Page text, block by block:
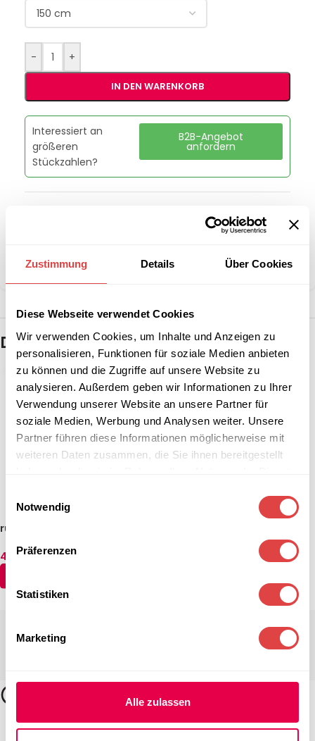
Zustimmung Details Über Cookies
Diese Webseite verwendet Cookies
Wir verwenden Cookies, um Inhalte und Anzeigen zu
personalisieren, Funktionen für soziale Medien anbieten
zu können und die Zugriffe auf unsere Website zu
analysieren. Außerdem geben wir Informationen zu Ihrer
Verwendung unserer Website an unsere Partner für
soziale Medien, Werbung und Analysen weiter. Unsere
Partner führen diese Informationen möglicherweise mit
weiteren Daten zusammen, die Sie ihnen bereitgestellt
Notwendig
Präferenzen
Statistiken
Marketing
Alle zulassen
- +
IN DEN WARENKORB
Interessiert an
größeren
Stückzahlen?
B2B-Angebot
anfordern
Teilen:
Das könnte dir auch gefallen …
runde Deluxe-Tischhusse
47,54€ –63,01